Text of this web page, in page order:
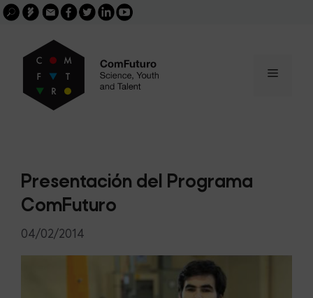
Skip
to
content
buscar
Search
for:
FGCSICEmailfacebook
twitterlinkedinyoutube
Menu
Presentación del Programa
ComFuturo
04/02/2014